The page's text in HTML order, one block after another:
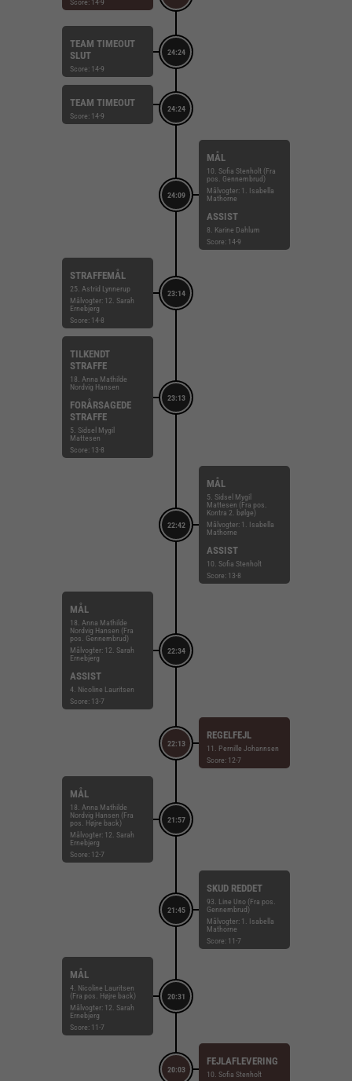
Score: 14-9
24:24
TEAM TIMEOUT
SLUT
Score: 14-9
24:24
TEAM TIMEOUT
Score: 14-9
24:09
MÅL
10. Sofia Stenholt (Fra
pos. Gennembrud)
Målvogter: 1. Isabella
Mathorne
ASSIST
8. Karine Dahlum
Score: 14-9
23:14
STRAFFEMÅL
25. Astrid Lynnerup
Målvogter: 12. Sarah
Ernebjerg
Score: 14-8
23:13
TILKENDT
STRAFFE
18. Anna Mathilde
Nordvig Hansen
FORÅRSAGEDE
STRAFFE
5. Sidsel Mygil
Mattesen
Score: 13-8
22:42
MÅL
5. Sidsel Mygil
Mattesen (Fra pos.
Kontra 2. bølge)
Målvogter: 1. Isabella
Mathorne
ASSIST
10. Sofia Stenholt
Score: 13-8
22:34
MÅL
18. Anna Mathilde
Nordvig Hansen (Fra
pos. Gennembrud)
Målvogter: 12. Sarah
Ernebjerg
ASSIST
4. Nicoline Lauritsen
Score: 13-7
22:13
REGELFEJL
11. Pernille Johannsen
Score: 12-7
21:57
MÅL
18. Anna Mathilde
Nordvig Hansen (Fra
pos. Højre back)
Målvogter: 12. Sarah
Ernebjerg
Score: 12-7
21:45
SKUD REDDET
93. Line Uno (Fra pos.
Gennembrud)
Målvogter: 1. Isabella
Mathorne
Score: 11-7
20:31
MÅL
4. Nicoline Lauritsen
(Fra pos. Højre back)
Målvogter: 12. Sarah
Ernebjerg
Score: 11-7
20:03
FEJLAFLEVERING
10. Sofia Stenholt